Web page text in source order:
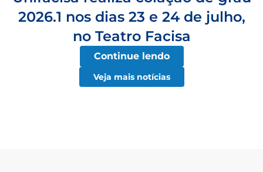
2026.1 nos dias 23 e 24 de julho,
no Teatro Facisa
Continue lendo
Veja mais notícias